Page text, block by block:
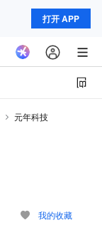
打开 APP
元年科技
我的收藏